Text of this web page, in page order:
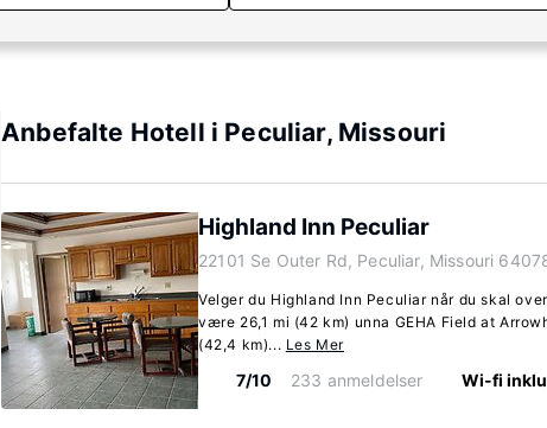
Anbefalte Hotell i Peculiar, Missouri
Highland Inn Peculiar
22101 Se Outer Rd, Peculiar, Missouri
Velger du Highland Inn Peculiar når du skal
være 26,1 mi (42 km) unna GEHA Field at
(42,4 km)... Les Mer
7/10 233 anmeldelser Wi-fi